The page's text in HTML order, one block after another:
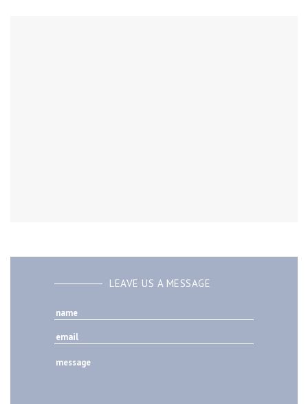
LEAVE US A MESSAGE